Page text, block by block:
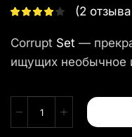
(2
Corrupt Set —
ищущих необычное